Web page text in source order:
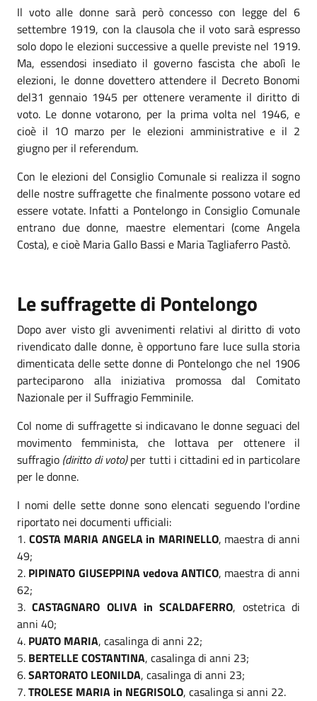
Il voto alle donne sarà però concesso con legge del 6
settembre 1919, con la clausola che il voto sarà espresso
solo dopo le elezioni successive a quelle previste nel 1919.
Ma, essendosi insediato il governo fascista che abolì le
elezioni, le donne dovettero attendere il Decreto Bonomi
del31 gennaio 1945 per ottenere veramente il diritto di
voto. Le donne votarono, per la prima volta nel 1946, e
cioè il 1O marzo per le elezioni amministrative e il 2
giugno per il referendum.
Con le elezioni del Consiglio Comunale si realizza il sogno
delle nostre suffragette che finalmente possono votare ed
essere votate. Infatti a Pontelongo in Consiglio Comunale
entrano due donne, maestre elementari (come Angela
Costa), e cioè Maria Gallo Bassi e Maria Tagliaferro Pastò.
Le suffragette di Pontelongo
Dopo aver visto gli avvenimenti relativi al diritto di voto
rivendicato dalle donne, è opportuno fare luce sulla storia
dimenticata delle sette donne di Pontelongo che nel 1906
parteciparono alla iniziativa promossa dal Comitato
Nazionale per il Suffragio Femminile.
Col nome di suffragette si indicavano le donne seguaci del
movimento femminista, che lottava per ottenere il
suffragio (diritto di voto)per tutti i cittadini ed in particolare
per le donne.
I nomi delle sette donne sono elencati seguendo l'ordine
riportato nei documenti ufficiali:
1. COSTA MARIA ANGELA in MARINELLO, maestra di anni
49;
2. PIPINATO GIUSEPPINA vedova ANTICO, maestra di anni
62;
3.CASTAGNARO OLIVA in SCALDAFERRO, ostetrica di
anni 40;
4. PUATO MARIA, casalinga di anni 22;
5. BERTELLE COSTANTINA, casalinga di anni 23;
6.SARTORATO LEONILDA, casalinga di anni 23;
7.TROLESE MARIA in NEGRISOLO, casalinga si anni 22.